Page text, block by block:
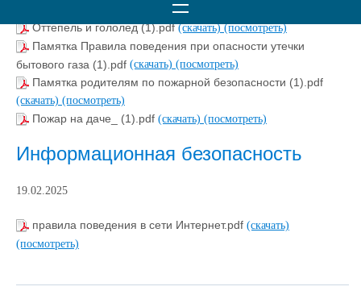
Оттепель и гололед (1).pdf(скачать)(посмотреть)
Памятка Правила поведения при опасности утечки
бытового газа (1).pdf (скачать) (посмотреть)
Памятка родителям по пожарной безопасности (1).pdf
(скачать) (посмотреть)
Пожар на даче_ (1).pdf (скачать) (посмотреть)
Информационная безопасность
19.02.2025
правила поведения в сети Интернет.pdf (скачать)
(посмотреть)